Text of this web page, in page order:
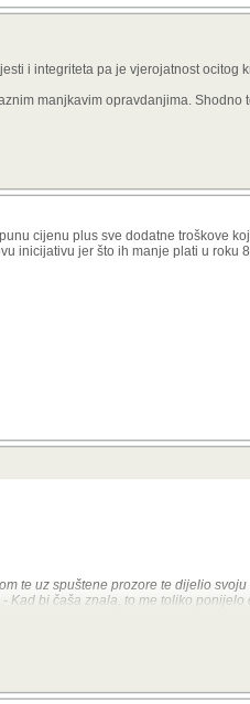
i integriteta pa je vjerojatnost ocitog
manjkavim opravdanjima. Shodno
cijenu plus sve dodatne troškove
inicijativu jer što ih manje plati u roku
te uz spuštene prozore te dijelio
Kad bi čaša znala, to me toliko ponijelo